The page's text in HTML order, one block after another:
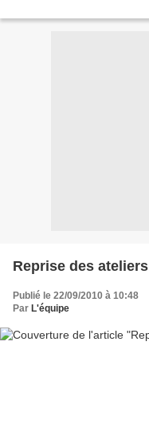
Reprise des ateliers
Publié le 22/09/2010 à 10:48
Par L'équipe